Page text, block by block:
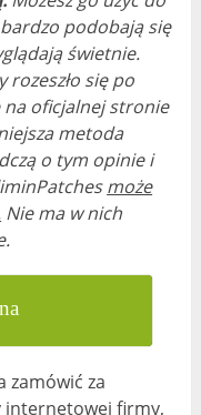
podobają się
świetnie.
rozeszło się po
na oficjalnej stronie
metoda
o tym opinie i
może
Nie ma w nich
zamówić za
firmy,